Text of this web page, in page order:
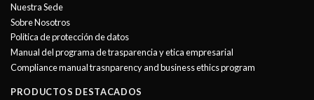
Nuestra Sede
Sobre Nosotros
Politica de protección de datos
Manual del programa de trasparencia y etica empresarial
Compliance manual trasnparency and business ethics program
PRODUCTOS DESTACADOS